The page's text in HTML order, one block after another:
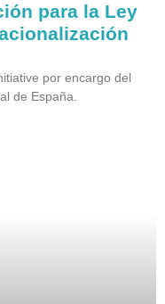
para la Ley
por encargo del
de España.